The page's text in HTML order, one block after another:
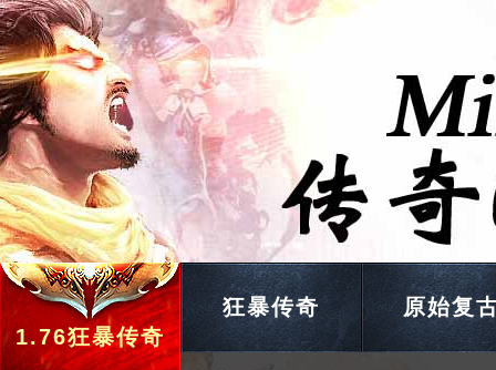
1.76狂暴传奇
狂暴传奇 原始复